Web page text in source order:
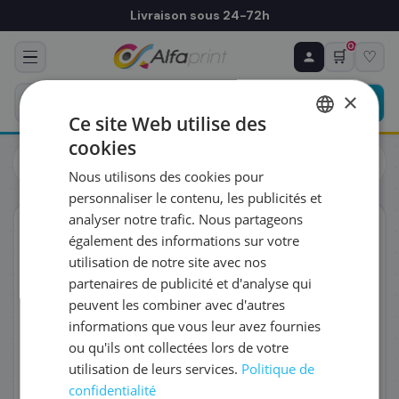
Livraison sous 24-72h
🛒
0
♡
Cartouches
Canon
haute capacité, 680 pages
ORIGINAL
♻ COMMANDE RÉCURRENTE
Prévoyez & économisez
Programmez votre prochain achat — notre équipe
vous prépare un devis personnalisé
RÉFÉRENCE DU PRODUIT
FRÉQUENCE
QUANTITÉ PAR LIVRAISON
DATE DE PREMIÈRE LIVRAISON SOUHAITÉE
×
Ce site Web utilise des
cookies
Nous utilisons des cookies pour
personnaliser le contenu, les publicités et
analyser notre trafic. Nous partageons
également des informations sur votre
utilisation de notre site avec nos
partenaires de publicité et d'analyse qui
peuvent les combiner avec d'autres
informations que vous leur avez fournies
ou qu'ils ont collectées lors de votre
utilisation de leurs services. Politique de
confidentialité